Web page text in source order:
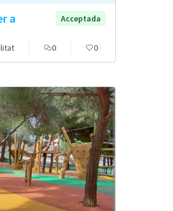
a
Acceptada
0 0